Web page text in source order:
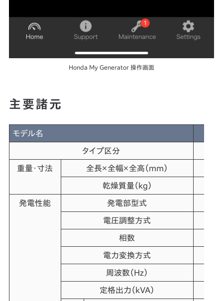
Honda My Generator 操作画面
主要諸元
モデル名
タイプ区分
重量・寸法 全長×全幅×全高（mm）
乾燥質量（kg）
発電性能 発電部型式
電圧調整方式
相数
電力変換方式
周波数（Hz）
定格出力（kVA）